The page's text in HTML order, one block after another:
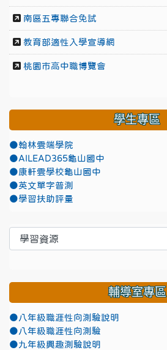
南區五專聯合免試
教育部適性入學宣導網
桃園市高中職博覽會
學生專區
●翰林雲端學院
●AILEAD365龜山國中
●康軒雲學校龜山國中
●英文單字普測
●學習扶助評量
輔導室專區
●八年級職涯性向測驗說明
●八年級職涯性向測驗
●九年級興趣測驗說明